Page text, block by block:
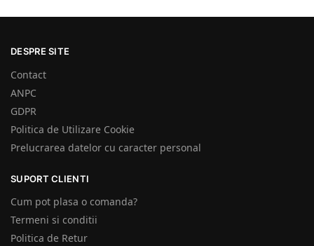
DESPRE SITE
Contact
ANPC
GDPR
Politica de Utilizare Cookie
Prelucrarea datelor cu caracter personal
SUPORT CLIENTI
Cum pot plasa o comanda?
Termeni si conditii
Politica de Retur